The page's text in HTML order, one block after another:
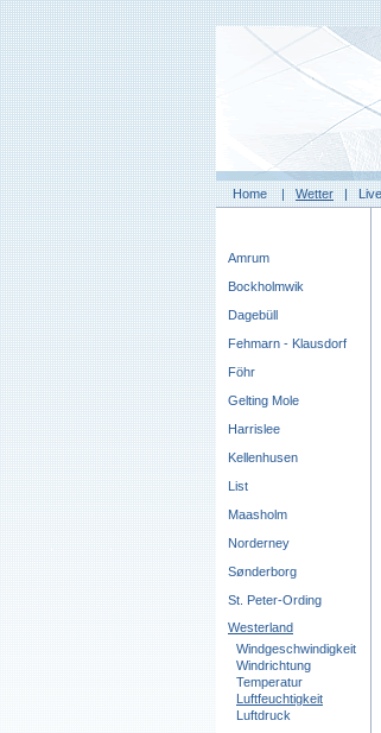
Home|Wetter|
Amrum
Bockholmwik
Dagebüll
Fehmarn - Klausdorf
Föhr
Gelting Mole
Harrislee
Kellenhusen
List
Maasholm
Norderney
Sønderborg
St. Peter-Ording
Westerland
Windgeschwindigkeit
Windrichtung
Temperatur
Luftfeuchtigkeit
Luftdruck